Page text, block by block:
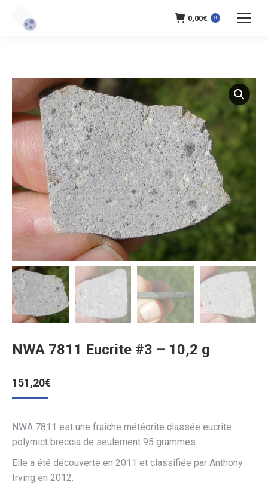
0,00€ 0
NWA 7811 Eucrite #3 – 10,2 g
151,20€
NWA 7811 est une fraîche météorite classée eucrite
polymict breccia de seulement 95 grammes.
Elle a été découverte en 2011 et classifiée par Anthony
Irving en 2012.